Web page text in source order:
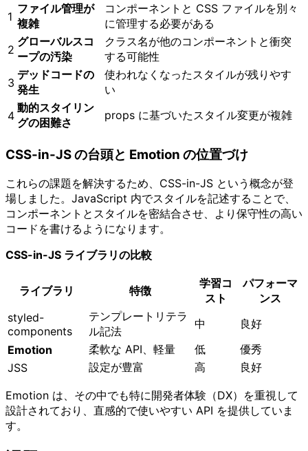
1
ファイル管理が
複雑
コンポーネントと CSS ファイルを別々
に管理する必要がある
2
グローバルスコ
ープの汚染
クラス名が他のコンポーネントと衝突
する可能性
3
デッドコードの
発生
使われなくなったスタイルが残りやす
い
4
動的スタイリン
グの困難さ
props に基づいたスタイル変更が複雑
CSS-in-JS の台頭と Emotion の位置づけ
これらの課題を解決するため、CSS-in-JS という概念が登
場しました。JavaScript 内でスタイルを記述することで、
コンポーネントとスタイルを密結合させ、より保守性の高い
コードを書けるようになります。
CSS-in-JS ライブラリの比較
ライブラリ 特徴
学習コ
スト
パフォーマ
ンス
styled-
components
テンプレートリテラ
ル記法
中
良好
Emotion
柔軟な API、軽量 低
優秀
JSS
設定が豊富 高 良好
Emotion は、その中でも特に開発者体験（DX）を重視して
設計されており、直感的で使いやすい API を提供していま
す。